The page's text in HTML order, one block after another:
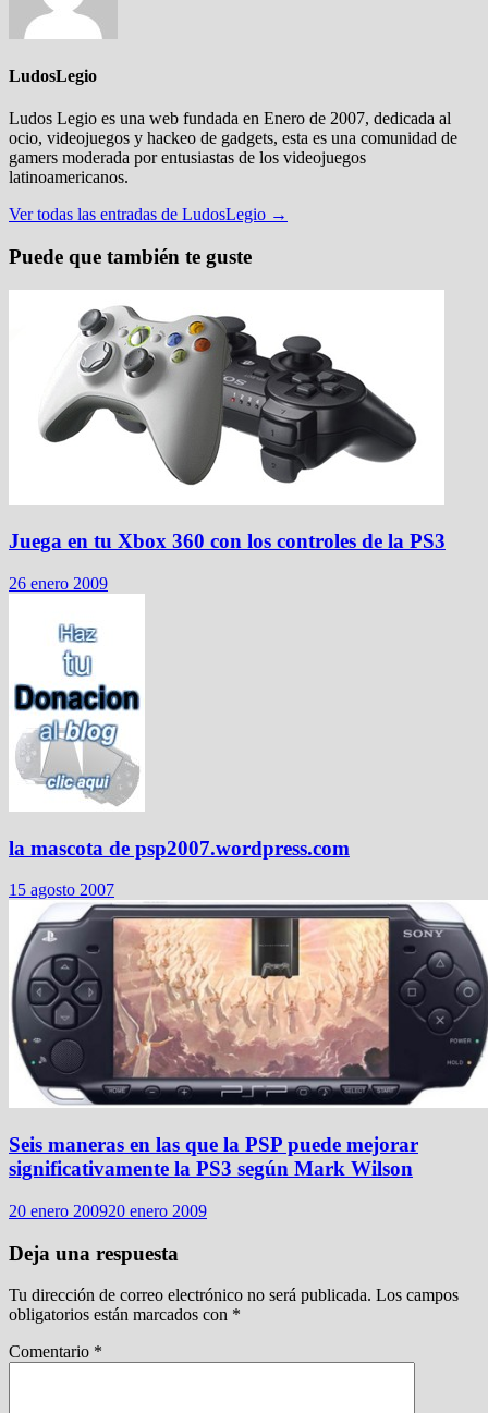
LudosLegio
Ludos Legio es una web fundada en Enero de 2007, dedicada al
ocio, videojuegos y hackeo de gadgets, esta es una comunidad de
gamers moderada por entusiastas de los videojuegos
latinoamericanos.
Ver todas las entradas de LudosLegio →
Puede que también te guste
Juega en tu Xbox 360 con los controles de la PS3
26 enero 2009
la mascota de psp2007.wordpress.com
15 agosto 2007
Seis maneras en las que la PSP puede mejorar
significativamente la PS3 según Mark Wilson
20 enero 200920 enero 2009
Deja una respuesta
Tu dirección de correo electrónico no será publicada. Los campos
obligatorios están marcados con *
Comentario *